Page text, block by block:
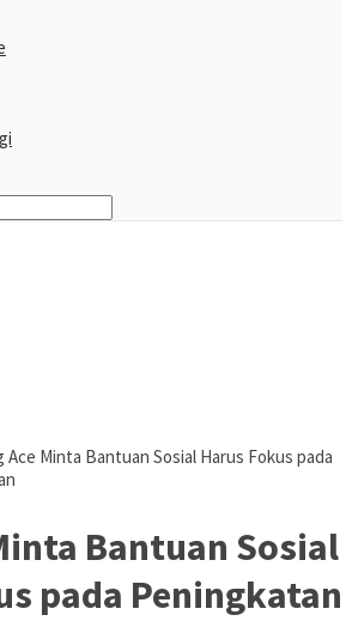
Ace Minta Bantuan Sosial Harus Fokus pada
Bantuan Sosial
pada Peningkatan